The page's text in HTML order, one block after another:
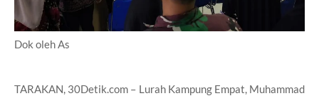
Dok oleh As
TARAKAN, 30Detik.com – Lurah Kampung Empat, Muhammad